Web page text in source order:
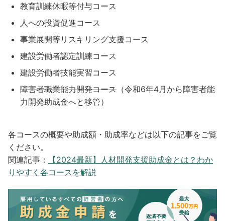
教育訓練休暇等付与コース
人への投資促進コース
事業展開等リスキリング支援コース
建設労働者認定訓練コース
建設労働者技能実習コース
障害者職業能力開発コース （令和6年4月から障害者能
力開発助成金へと移管）
各コースの概要や助成額・助成率などは以下の記事をご覧
ください。
関連記事：
【2024最新】人材開発支援助成金とは？わか
りやすく各コースを解説